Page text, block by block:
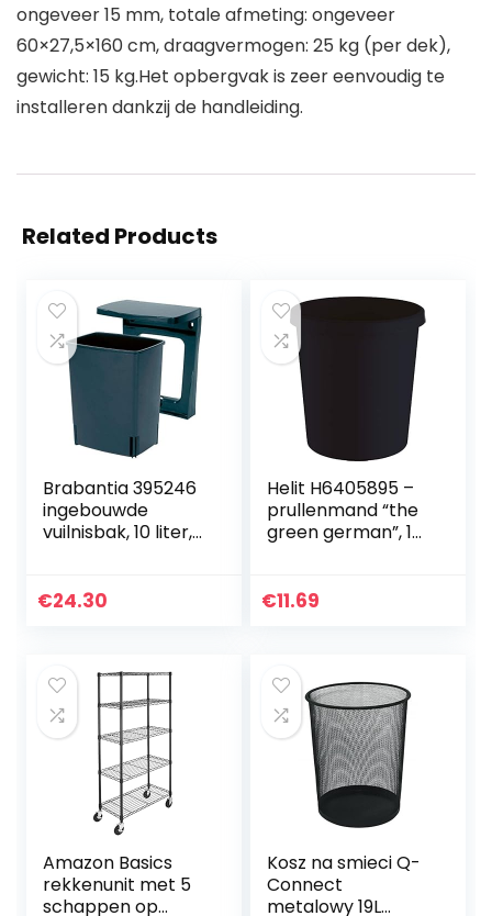
ongeveer 15 mm, totale afmeting: ongeveer
60×27,5×160 cm, draagvermogen: 25 kg (per dek),
gewicht: 15 kg.Het opbergvak is zeer eenvoudig te
installeren dankzij de handleiding.
Related Products
Brabantia 395246
ingebouwde
vuilnisbak, 10 liter,
€24.30
Helit H6405895 –
prullenmand “the
green german”, 18
kunststof Blauer
stuk
€11.69
Amazon Basics
rekkenunit met 5
schappen op
Kosz na smieci Q-
Connect
metalowy 19L